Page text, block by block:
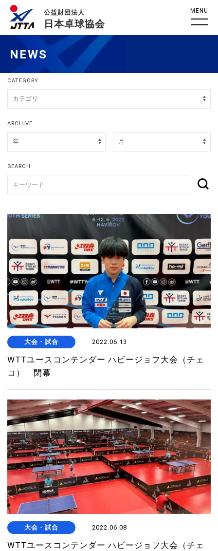
公益財団法人
日本卓球協会
MENU
NEWS
CATEGORY
ARCHIVE
SEARCH
大会・試合 2022.06.13
WTTユースコンテンダー ハビージョフ大会（チェ
コ） 閉幕
大会・試合 2022.06.08
WTTユースコンテンダー ハビージョフ大会（チェ